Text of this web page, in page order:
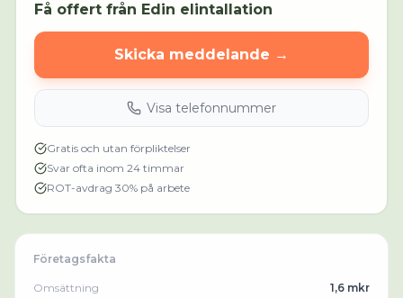
Få offert från Edin elintallation
Skicka meddelande →
Visa telefonnummer
Gratis och utan förpliktelser
Svar ofta inom 24 timmar
ROT-avdrag 30% på arbete
Företagsfakta
Omsättning 1,6 mkr